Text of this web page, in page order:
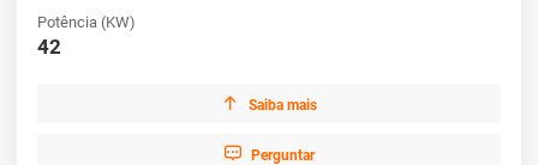
Potência (KW)
42
 Saiba mais
 Perguntar